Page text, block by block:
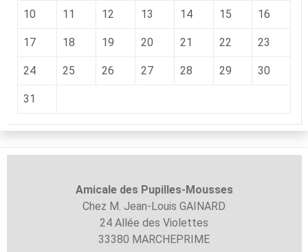
10 11 12 13 14 15 16
17 18 19 20 21 22 23
24 25 26 27 28 29 30
31
Amicale des Pupilles-Mousses
Chez M. Jean-Louis GAINARD
24 Allée des Violettes
33380 MARCHEPRIME